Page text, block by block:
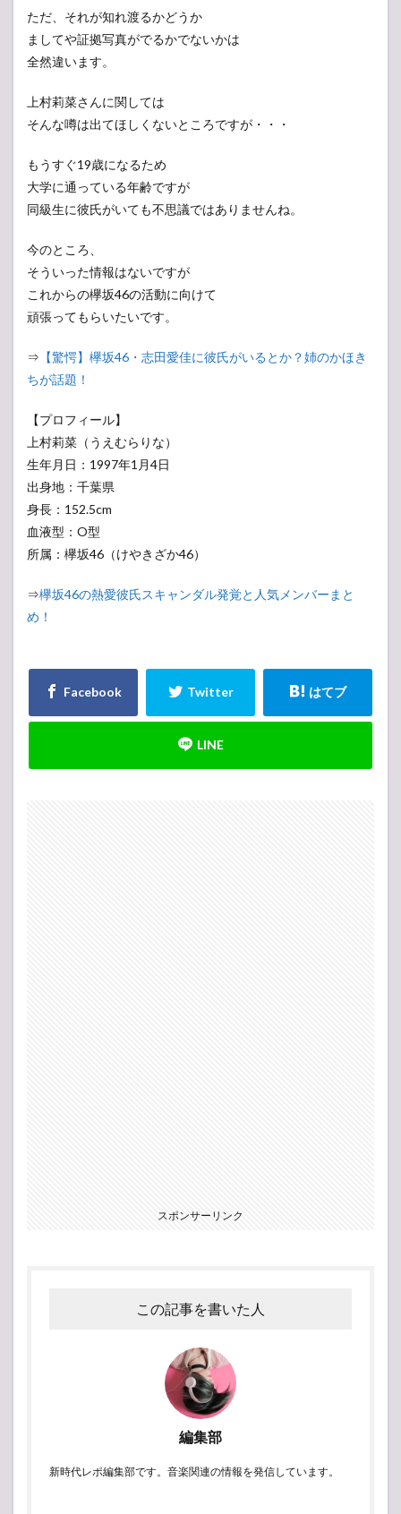
ただ、それが知れ渡るかどうか
ましてや証拠写真がでるかでないかは
全然違います。
上村莉菜さんに関しては
そんな噂は出てほしくないところですが・・・
もうすぐ19歳になるため
大学に通っている年齢ですが
同級生に彼氏がいても不思議ではありませんね。
今のところ、
そういった情報はないですが
これからの欅坂46の活動に向けて
頑張ってもらいたいです。
⇒ 【驚愕】欅坂46・志田愛佳に彼氏がいるとか？姉のかほき
ちが話題！
【プロフィール】
上村莉菜（うえむらりな）
生年月日：1997年1月4日
出身地：千葉県
身長：152.5cm
血液型：O型
所属：欅坂46（けやきざか46）
⇒欅坂46の熱愛彼氏スキャンダル発覚と人気メンバーまと
め！
スポンサーリンク
この記事を書いた人
編集部
新時代レポ編集部です。音楽関連の情報を発信しています。